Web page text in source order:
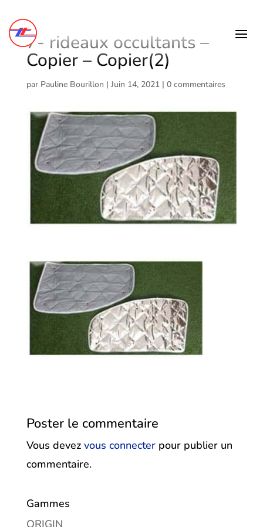
7- rideaux occultants –
Copier – Copier(2)
par Pauline Bourillon | Juin 14, 2021| 0 commentaires
Poster le commentaire
Vous devez vous connecterpour publier un
commentaire.
Gammes
ORIGIN